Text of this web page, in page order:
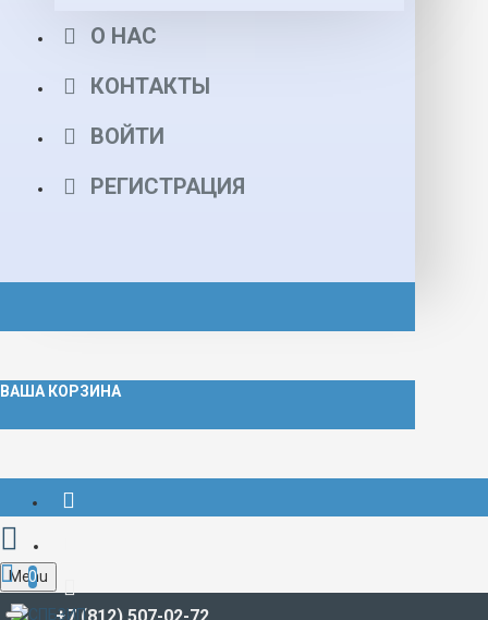
О НАС
КОНТАКТЫ
ВОЙТИ
РЕГИСТРАЦИЯ
ВАША КОРЗИНА
Menu
0